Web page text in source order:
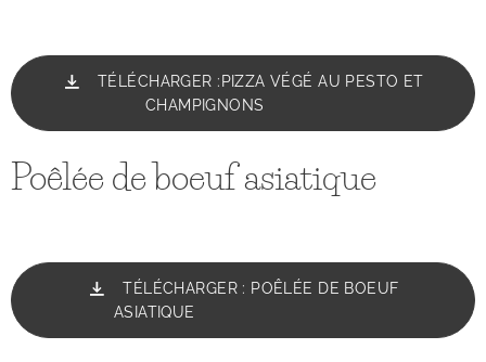
TÉLÉCHARGER :PIZZA VÉGÉ AU PESTO ET
CHAMPIGNONS
Poêlée de boeuf asiatique
TÉLÉCHARGER : POÊLÉE DE BOEUF
ASIATIQUE